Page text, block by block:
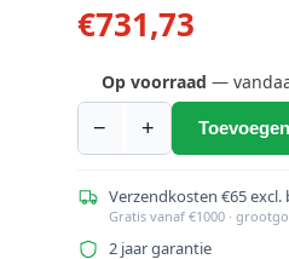
€731,73
Op voorraad —
−
ALUTRUSS
1
lessenaar
aantal
+
Verzendkosten €65 excl.
Gratis vanaf €1000 ·
2 jaar garantie